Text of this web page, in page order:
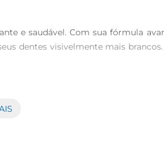
e saudável. Com sua fórmula
dentes visivelmente mais
você mantenha um sorriso